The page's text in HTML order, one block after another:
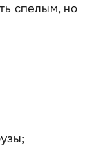
спелым, но